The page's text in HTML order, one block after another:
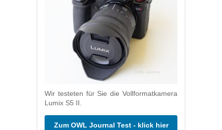
Wir testeten für Sie die Vollformatkamera
Lumix S5 II.
Zum OWL Journal Test - klick hier